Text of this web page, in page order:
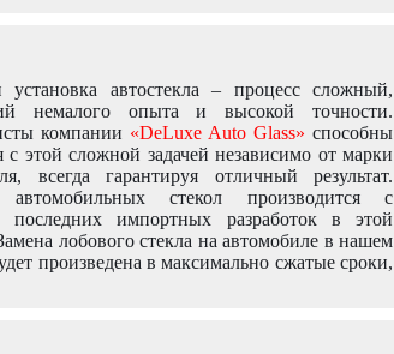
установка автостекла – процесс сложный,
немалого опыта и высокой точности.
компании «DeLuxe Auto Glass» способны
с этой сложной задачей независимо от марки
всегда гарантируя отличный результат.
автомобильных стекол производится с
импортных разработок в этой
лобового стекла на автомобиле в нашем
произведена в максимально сжатые сроки,